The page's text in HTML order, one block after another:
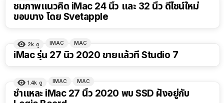
ชมภาพแนวคิด iMac 24 นิ้ว และ 32 นิ้ว ดีไซน์ใหม่
ขอบบาง โดย Svetapple
2k ดู IMAC MAC
iMac รุ่น 27 นิ้ว 2020 ขายแล้วที่ Studio 7
1.4k ดู IMAC MAC
ชำแหละ iMac 27 นิ้ว 2020 พบ​ SSD ฝังอยู่กับ